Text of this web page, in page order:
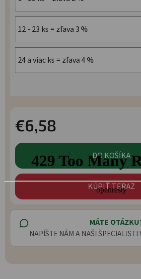
12 - 23 ks = zľava 3 %
24 a viac ks = zľava 4 %
€6,58
Jednotková cena:
DO KOŠÍKA
KÚPIŤ TERAZ
MÁTE
NAPÍŠTE NÁM A NAŠI ŠPECIALISTI